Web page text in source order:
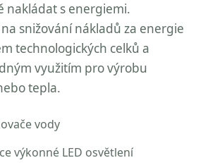
nakládat s energiemi.
snižování nákladů za energie
technologických celků a
využitím pro výrobu
tepla.
vody
výkonné LED osvětlení